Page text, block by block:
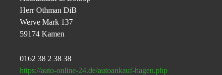
Herr Othman DiB
Werve Mark 137
59174 Kamen
0162 38 2 38 38
https://auto-online-24.de/autoankauf-hagen.php